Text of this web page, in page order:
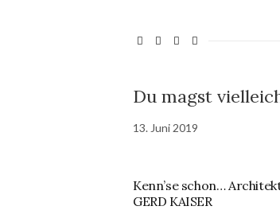
Du magst
13. Juni 2019
Kenn’se schon…
GERD KAISER